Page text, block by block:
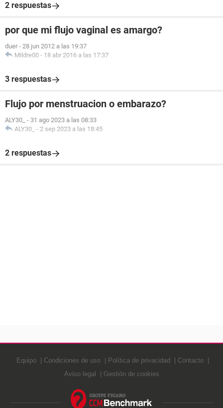
2 respuestas
por que mi flujo vaginal es amargo?
duer - 28 jun 2012 a las 19:37
Mildre00 - 18 abr 2016 a las 17:37
3 respuestas
Flujo por menstruacion o embarazo?
ALY30_ - 31 ago 2023 a las 08:33
ALY30_ - 2 sep 2023 a las 18:45
2 respuestas
Equipo Condiciones de uso Política de privacidad
Contacto
Aviso legal
Gestión de cookies